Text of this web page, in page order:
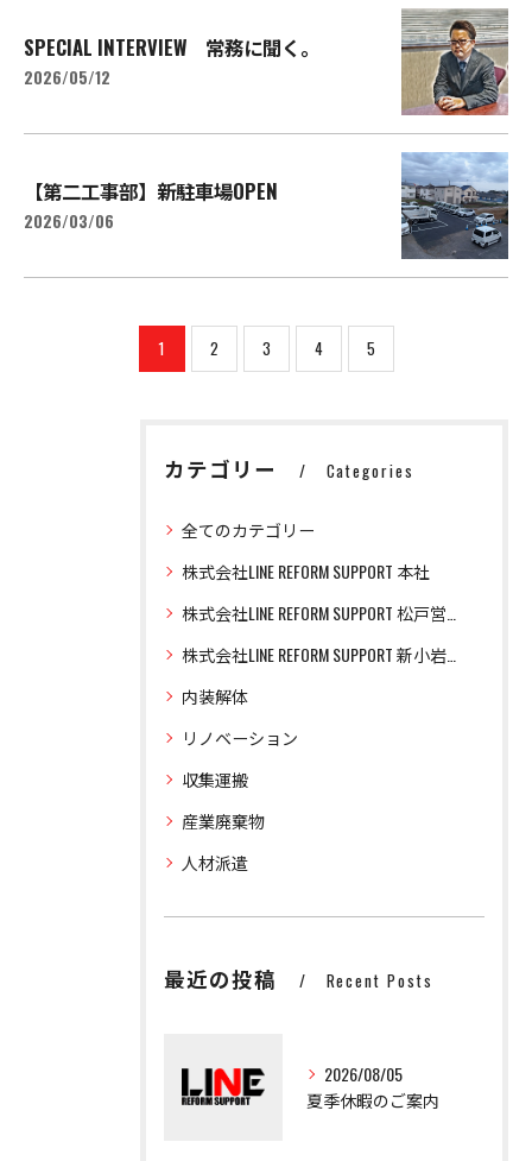
SPECIAL INTERVIEW 常務に聞く。
2026/05/12
【第二工事部】新駐車場OPEN
2026/03/06
1 2 3 4 5
カテゴリー Categories
全てのカテゴリー
株式会社LINE REFORM SUPPORT 本社
株式会社LINE REFORM SUPPORT 松戸営業所
株式会社LINE REFORM SUPPORT 新小岩営業所
内装解体
リノベーション
収集運搬
産業廃棄物
人材派遣
最近の投稿 Recent Posts
2026/08/05
夏季休暇のご案内